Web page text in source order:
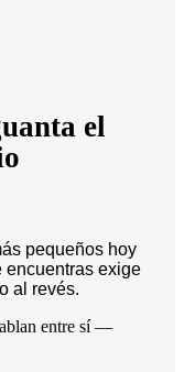
el
pequeños hoy
encuentras exige
al revés.